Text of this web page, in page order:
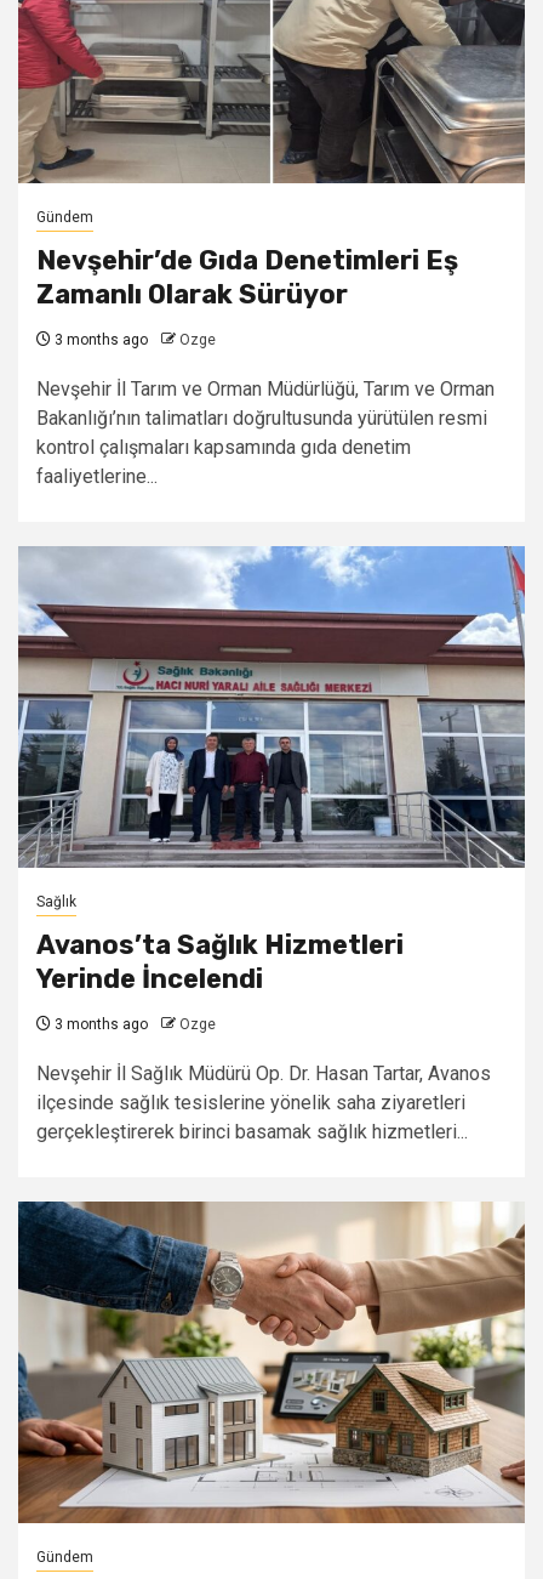
Gündem
Nevşehir’de Gıda Denetimleri Eş
Zamanlı Olarak Sürüyor
3 months ago Ozge
Nevşehir İl Tarım ve Orman Müdürlüğü, Tarım ve Orman
Bakanlığı’nın talimatları doğrultusunda yürütülen resmi
kontrol çalışmaları kapsamında gıda denetim
faaliyetlerine...
Sağlık
Avanos’ta Sağlık Hizmetleri
Yerinde İncelendi
3 months ago Ozge
Nevşehir İl Sağlık Müdürü Op. Dr. Hasan Tartar, Avanos
ilçesinde sağlık tesislerine yönelik saha ziyaretleri
gerçekleştirerek birinci basamak sağlık hizmetleri...
Gündem